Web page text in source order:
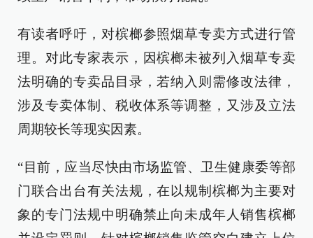
有读者呼吁，对槟榔参照烟草专卖方式进行管
理。对此专家表示，因槟榔未被列入烟草专卖
法明确的专卖品目录，若纳入则需修改法律，
涉及专卖体制、税收体系等调整，又涉及立法
周期较长等现实因素。
“目前，应当尽快由市场监管、卫生健康委等部
门联合出台有关法规，在以规制槟榔为主要对
象的专门法规中明确禁止向未成年人销售槟榔